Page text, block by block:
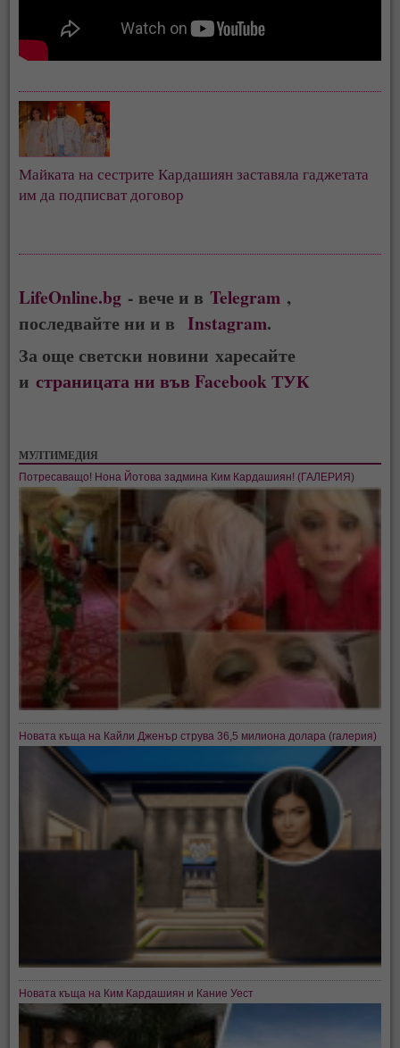
Майката на сестрите Кардашиян заставяла гаджетата
им да подписват договор
LifeOnline.bg - вече и вTelegram ,
последвайте ни и вInstagram.
За още светски новини харесайте
истраницата ни във Facebook ТУК
МУЛТИМЕДИЯ
Потресаващо! Нона Йотова задмина Ким Кардашиян! (ГАЛЕРИЯ)
Новата къща на Кайли Дженър струва 36,5 милиона долара (галерия)
Новата къща на Ким Кардашиян и Кание Уест